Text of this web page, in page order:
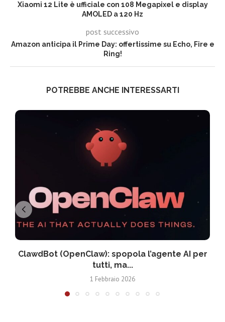
Xiaomi 12 Lite è ufficiale con 108 Megapixel e display
AMOLED a 120 Hz
post successivo
Amazon anticipa il Prime Day: offertissime su Echo, Fire e
Ring!
POTREBBE ANCHE INTERESSARTI
ClawdBot (OpenClaw): spopola l’agente AI per
tutti, ma...
1 Febbraio 2026